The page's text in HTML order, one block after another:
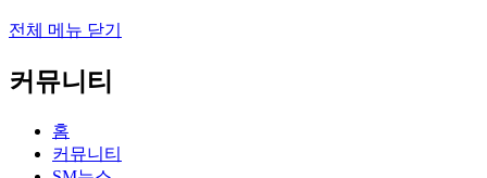
전체 메뉴 닫기
커뮤니티
홈
커뮤니티